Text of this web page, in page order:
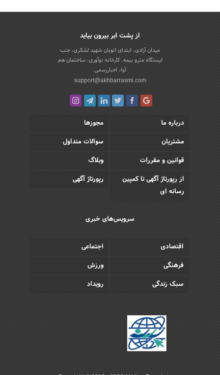
از پشت ابر بیرون بیاید
میدان آزادی، ابتدای اتوبان شهید لشکری، جنب
ایستگاه مترو بیمه، کارخانه نوآوری، ساختمان هم
آوا، اخباررسمی
support@akhbarrasmi.com
درباره ما
مجوزها
مشتریان
سوالات متداول
قوانین و مقررات
وبلاگ
از رپورتاژ آگهی تا کمپین
رسانه ای
رپورتاژ آگهی
سرویس‌های خبری
اقتصادی
اجتماعی
فرهنگی
ورزش
سبک زندگی
رویداد